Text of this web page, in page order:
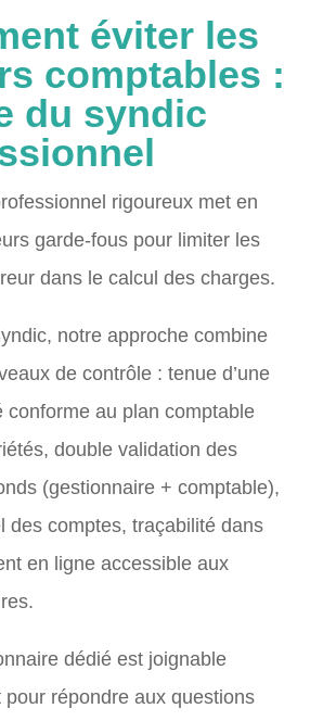
éviter les
comptables :
du syndic
rigoureux met en
garde-fous pour limiter les
dans le calcul des charges.
notre approche combine
de contrôle : tenue d’une
conforme au plan comptable
double validation des
(gestionnaire + comptable),
des comptes, traçabilité dans
en ligne accessible aux
dédié est joignable
pour répondre aux questions